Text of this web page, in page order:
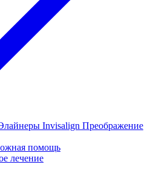
Invisalign Преображение
помощь
лечение